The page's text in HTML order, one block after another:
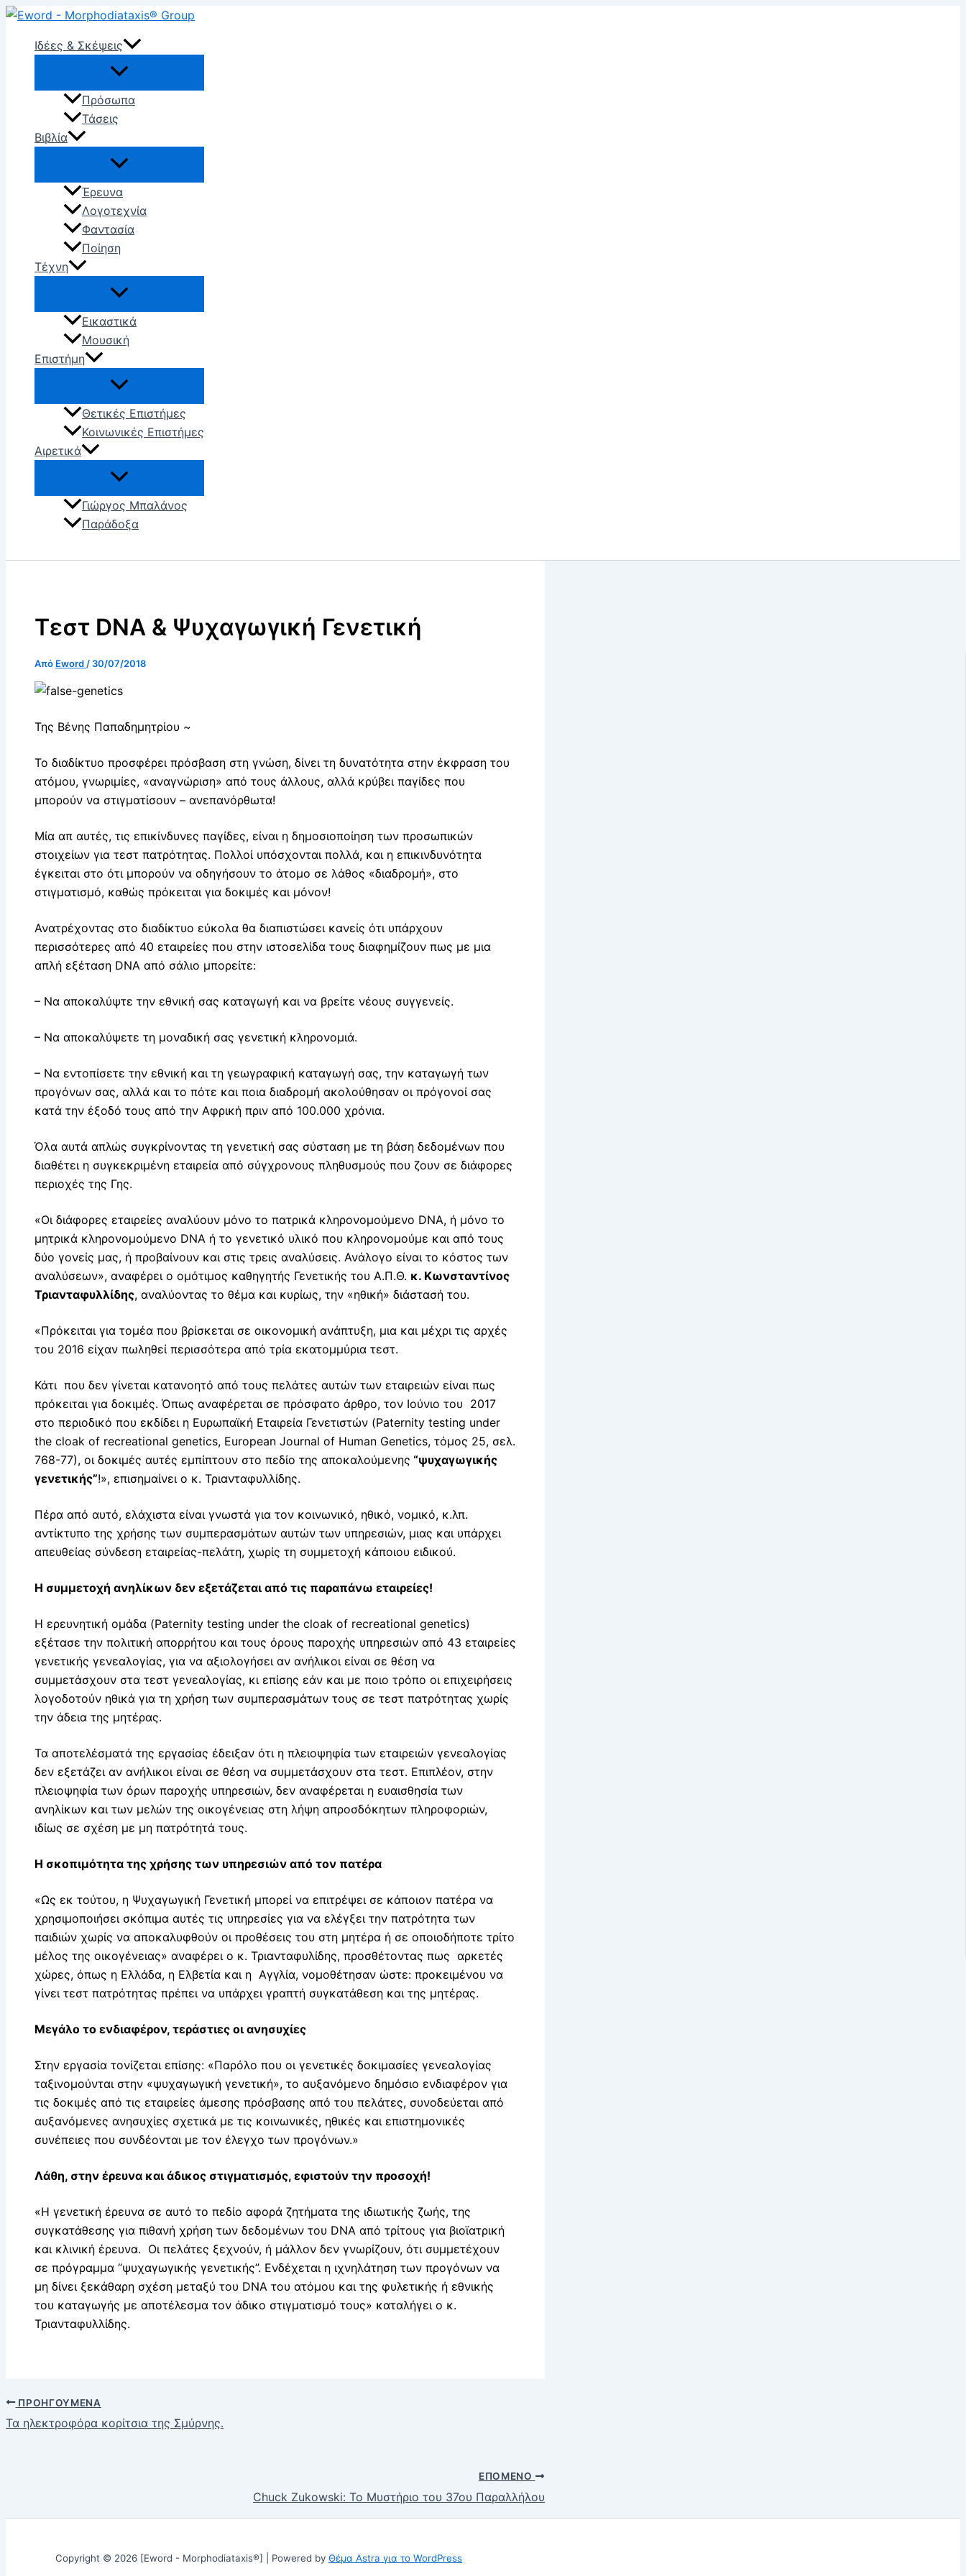
Μετάβαση
περιεχόμενο
Ιδέες & Σκέψεις
Πρόσωπα
Τάσεις
Βιβλία
Έρευνα
Λογοτεχνία
Φαντασία
Ποίηση
Tέχνη
Εικαστικά
Μουσική
Επιστήμη
Θετικές Επιστήμες
Κοινωνικές Επιστήμες
Αιρετικά
Γιώργος Μπαλάνος
Παράδοξα
Τεστ DNA & Ψυχαγωγική Γενετική
Από Eword / 30/07/2018
Της Βένης Παπαδημητρίου ~
Το διαδίκτυο προσφέρει πρόσβαση στη γνώση, δίνει τη δυνατότητα στην έκφραση του
ατόμου, γνωριμίες, «αναγνώριση» από τους άλλους, αλλά κρύβει παγίδες που
μπορούν να στιγματίσουν – ανεπανόρθωτα!
Μία απ αυτές, τις επικίνδυνες παγίδες, είναι η δημοσιοποίηση των προσωπικών
στοιχείων για τεστ πατρότητας. Πολλοί υπόσχονται πολλά, και η επικινδυνότητα
έγκειται στο ότι μπορούν να οδηγήσουν το άτομο σε λάθος «διαδρομή», στο
στιγματισμό, καθώς πρόκειται για δοκιμές και μόνον!
Ανατρέχοντας στο διαδίκτυο εύκολα θα διαπιστώσει κανείς ότι υπάρχουν
περισσότερες από 40 εταιρείες που στην ιστοσελίδα τους διαφημίζουν πως με μια
απλή εξέταση DNA από σάλιο μπορείτε:
– Nα αποκαλύψτε την εθνική σας καταγωγή και να βρείτε νέους συγγενείς.
– Να αποκαλύψετε τη μοναδική σας γενετική κληρονομιά.
– Να εντοπίσετε την εθνική και τη γεωγραφική καταγωγή σας, την καταγωγή των
προγόνων σας, αλλά και το πότε και ποια διαδρομή ακολούθησαν οι πρόγονοί σας
κατά την έξοδό τους από την Αφρική πριν από 100.000 χρόνια.
Όλα αυτά απλώς συγκρίνοντας τη γενετική σας σύσταση με τη βάση δεδομένων που
διαθέτει η συγκεκριμένη εταιρεία από σύγχρονους πληθυσμούς που ζουν σε διάφορες
περιοχές της Γης.
«Οι διάφορες εταιρείες αναλύουν μόνο το πατρικά κληρονομούμενο DNA, ή μόνο το
μητρικά κληρονομούμενο DNA ή το γενετικό υλικό που κληρονομούμε και από τους
δύο γονείς μας, ή προβαίνουν και στις τρεις αναλύσεις. Ανάλογο είναι το κόστος των
αναλύσεων», αναφέρει ο ομότιμος καθηγητής Γενετικής του Α.Π.Θ. κ. Κωνσταντίνος
Τριανταφυλλίδης, αναλύοντας το θέμα και κυρίως, την «ηθική» διάστασή του.
«Πρόκειται για τομέα που βρίσκεται σε οικονομική ανάπτυξη, μια και μέχρι τις αρχές
του 2016 είχαν πωληθεί περισσότερα από τρία εκατομμύρια τεστ.
Κάτι που δεν γίνεται κατανοητό από τους πελάτες αυτών των εταιρειών είναι πως
πρόκειται για δοκιμές. Όπως αναφέρεται σε πρόσφατο άρθρο, τον Ιούνιο του 2017
στο περιοδικό που εκδίδει η Ευρωπαϊκή Εταιρεία Γενετιστών (Paternity testing under
the cloak of recreational genetics, European Journal of Human Genetics, τόμος 25, σελ.
768-77), οι δοκιμές αυτές εμπίπτουν στο πεδίο της αποκαλούμενης “ψυχαγωγικής
γενετικής”!», επισημαίνει ο κ. Τριανταφυλλίδης.
Πέρα από αυτό, ελάχιστα είναι γνωστά για τον κοινωνικό, ηθικό, νομικό, κ.λπ.
αντίκτυπο της χρήσης των συμπερασμάτων αυτών των υπηρεσιών, μιας και υπάρχει
απευθείας σύνδεση εταιρείας-πελάτη, χωρίς τη συμμετοχή κάποιου ειδικού.
Η συμμετοχή ανηλίκων δεν εξετάζεται από τις παραπάνω εταιρείες!
Η ερευνητική ομάδα (Paternity testing under the cloak of recreational genetics)
εξέτασε την πολιτική απορρήτου και τους όρους παροχής υπηρεσιών από 43 εταιρείες
γενετικής γενεαλογίας, για να αξιολογήσει αν ανήλικοι είναι σε θέση να
συμμετάσχουν στα τεστ γενεαλογίας, κι επίσης εάν και με ποιο τρόπο οι επιχειρήσεις
λογοδοτούν ηθικά για τη χρήση των συμπερασμάτων τους σε τεστ πατρότητας χωρίς
την άδεια της μητέρας.
Τα αποτελέσματά της εργασίας έδειξαν ότι η πλειοψηφία των εταιρειών γενεαλογίας
δεν εξετάζει αν ανήλικοι είναι σε θέση να συμμετάσχουν στα τεστ. Επιπλέον, στην
πλειοψηφία των όρων παροχής υπηρεσιών, δεν αναφέρεται η ευαισθησία των
ανηλίκων και των μελών της οικογένειας στη λήψη απροσδόκητων πληροφοριών,
ιδίως σε σχέση με μη πατρότητά τους.
Η σκοπιμότητα της χρήσης των υπηρεσιών από τον πατέρα
«Ως εκ τούτου, η Ψυχαγωγική Γενετική μπορεί να επιτρέψει σε κάποιον πατέρα να
χρησιμοποιήσει σκόπιμα αυτές τις υπηρεσίες για να ελέγξει την πατρότητα των
παιδιών χωρίς να αποκαλυφθούν οι προθέσεις του στη μητέρα ή σε οποιοδήποτε τρίτο
μέλος της οικογένειας» αναφέρει ο κ. Τριανταφυλίδης, προσθέτοντας πως αρκετές
χώρες, όπως η Ελλάδα, η Ελβετία και η Αγγλία, νομοθέτησαν ώστε: προκειμένου να
γίνει τεστ πατρότητας πρέπει να υπάρχει γραπτή συγκατάθεση και της μητέρας.
Μεγάλο το ενδιαφέρον, τεράστιες οι ανησυχίες
Στην εργασία τονίζεται επίσης: «Παρόλο που οι γενετικές δοκιμασίες γενεαλογίας
ταξινομούνται στην «ψυχαγωγική γενετική», το αυξανόμενο δημόσιο ενδιαφέρον για
τις δοκιμές από τις εταιρείες άμεσης πρόσβασης από του πελάτες, συνοδεύεται από
αυξανόμενες ανησυχίες σχετικά με τις κοινωνικές, ηθικές και επιστημονικές
συνέπειες που συνδέονται με τον έλεγχο των προγόνων.»
Λάθη, στην έρευνα και άδικος στιγματισμός, εφιστούν την προσοχή!
«Η γενετική έρευνα σε αυτό το πεδίο αφορά ζητήματα της ιδιωτικής ζωής, της
συγκατάθεσης για πιθανή χρήση των δεδομένων του DNA από τρίτους για βιοϊατρική
και κλινική έρευνα. Οι πελάτες ξεχνούν, ή μάλλον δεν γνωρίζουν, ότι συμμετέχουν
σε πρόγραμμα “ψυχαγωγικής γενετικής”. Ενδέχεται η ιχνηλάτηση των προγόνων να
μη δίνει ξεκάθαρη σχέση μεταξύ του DNA του ατόμου και της φυλετικής ή εθνικής
του καταγωγής με αποτέλεσμα τον άδικο στιγματισμό τους» καταλήγει ο κ.
Τριανταφυλλίδης.
ΠΡΟΗΓΟΎΜΕΝΑ
Τα ηλεκτροφόρα κορίτσια της Σμύρνης.
ΕΠΌΜΕΝΟ
Chuck Zukowski: Το Μυστήριο του 37ου Παραλλήλου
Copyright © 2026 [Eword - Morphodiataxis®] | Powered by Θέμα Astra για το WordPress